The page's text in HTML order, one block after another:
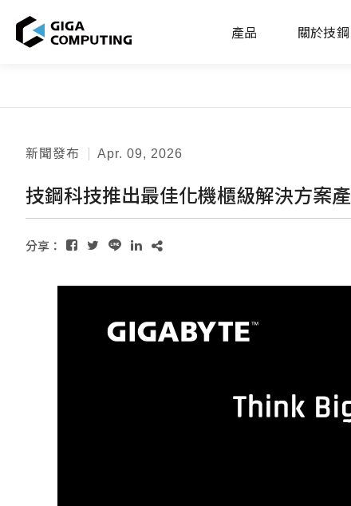
產品 關於技鋼
新聞發布 Apr. 09, 2026
技鋼科技推出最佳化機櫃級解決方案
分享：